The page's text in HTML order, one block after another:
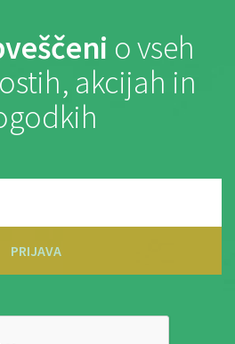
o vseh
akcijah in
PRIJAVA